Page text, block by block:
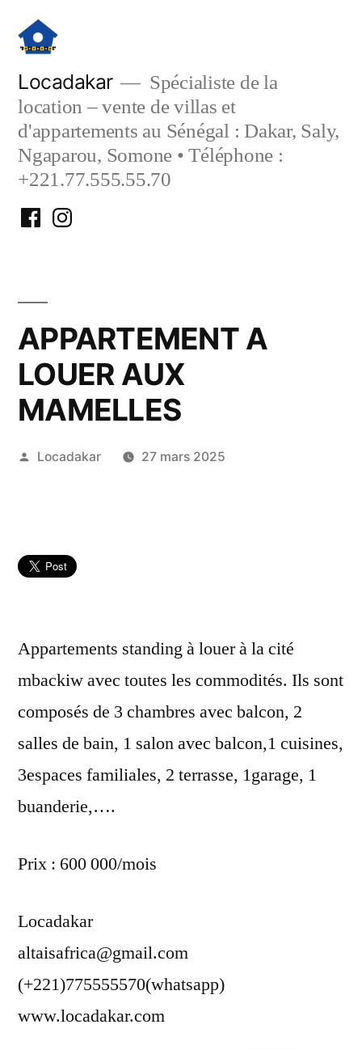
contenu
Locadakar
Spécialiste de la
location – vente de villas et
d'appartements au Sénégal : Dakar, Saly,
Ngaparou, Somone • Téléphone :
+221.77.555.55.70
FacebookInstagram
APPARTEMENT A
LOUER AUX
MAMELLES
Publié
Locadakar 27 mars 2025
Appartements standing à louer à la cité
mbackiw avec toutes les commodités. Ils sont
composés de 3 chambres avec balcon, 2
salles de bain, 1 salon avec balcon,1 cuisines,
3espaces familiales, 2 terrasse, 1garage, 1
buanderie,….
Prix : 600 000/mois
Locadakar
altaisafrica@gmail.com
(+221)775555570(whatsapp)
www.locadakar.com